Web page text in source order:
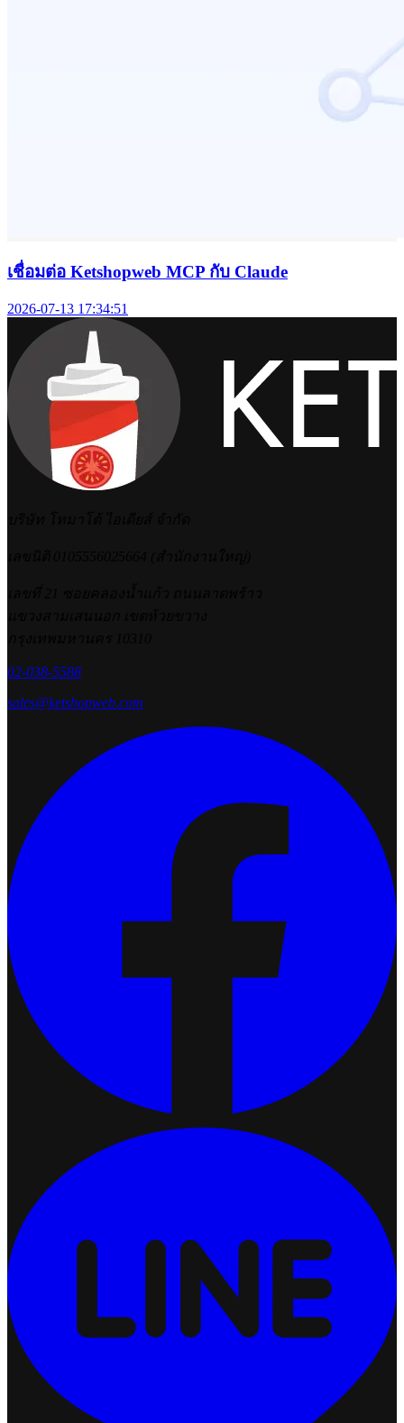
ปรับแต่งการแสดงผลคูปอง (Coupon Display)
2026-07-24 17:50:54